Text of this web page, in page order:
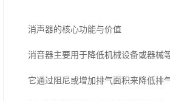
消声器的核心功能与价值
消音器主要用于降低机械设备或器械
它通过阻尼或增加排气面积来降低排